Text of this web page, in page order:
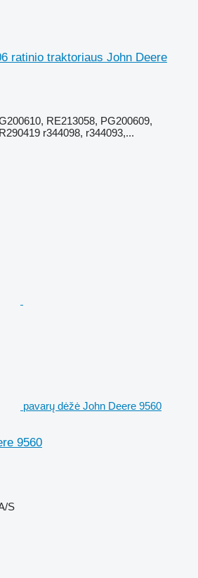
ratinio traktoriaus John Deere
RE213058, PG200609,
r344098, r344093,...
pavarų dėžė John Deere 9560
9560
S